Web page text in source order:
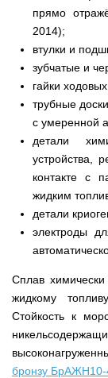
прямо
2014);
втулки и
зубчатые и
гайки
трубные
с умеренной
детали
устройства,
контакте с
жидким
детали
электроды
Сплав
жидкому
Стойкость к
бронзу БрАЖН10-